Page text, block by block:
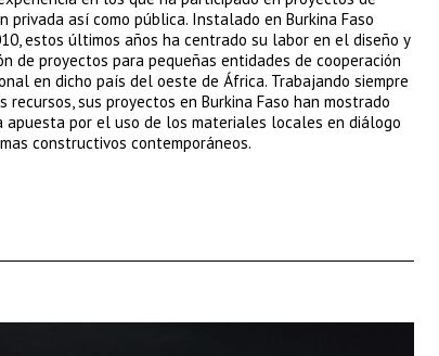
privada así como pública. Instalado en Burkina Faso
estos últimos años ha centrado su labor en el diseño y
de proyectos para pequeñas entidades de cooperación
en dicho país del oeste de África. Trabajando siempre
recursos, sus proyectos en Burkina Faso han mostrado
apuesta por el uso de los materiales locales en diálogo
constructivos contemporáneos.